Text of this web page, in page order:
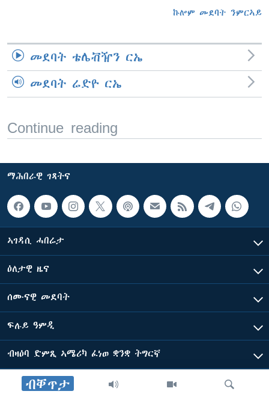
ብቐጥታ
ኩሎም መደባት ንምርኣይ
መደባት ቴሌቭዥን ርኤ
መደባት ሬድዮ ርኤ
Continue reading
ማሕበራዊ ገጻትና
ኣገዳሲ ሓበሬታ
ዕለታዊ ዜና
ሰሙናዊ መደባት
ፍሉይ ዓምዲ
ብዛዕባ ድምጺ ኣሜሪካ ፈነወ ቋንቋ ትግርኛ
ድምጺ ኣመሪካ ብመሰል ጸሓፊ ዝተሓለወዩ።